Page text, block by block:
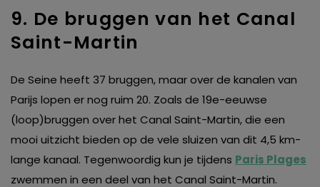
9. De bruggen van het Canal
Saint-Martin
De Seine heeft 37 bruggen, maar over de kanalen van
Parijs lopen er nog ruim 20. Zoals de 19e-eeuwse
(loop)bruggen over het Canal Saint-Martin, die een
mooi uitzicht bieden op de vele sluizen van dit 4,5 km-
lange kanaal. Tegenwoordig kun je tijdens Paris Plages
zwemmen in een deel van het Canal Saint-Martin.